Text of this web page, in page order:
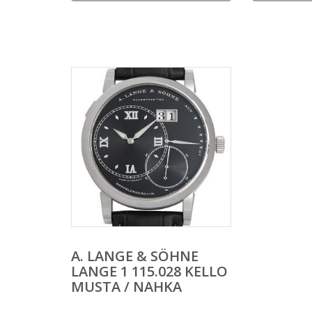
A. LANGE & SÖHNE
LANGE 1 115.028 KELLO
MUSTA / NAHKA